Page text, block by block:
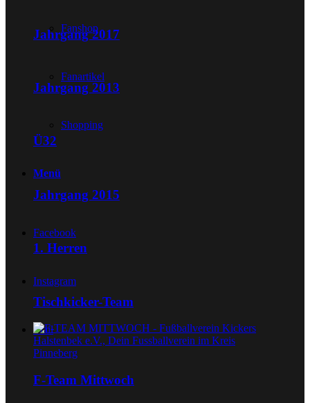
Fanshop
Fanartikel
Shopping
Menü
Facebook
Instagram
Mail
Jahrgang 2017
Jahrgang 2013
Ü32
Jahrgang 2015
1. Herren
Tischkicker-Team
F-Team Mittwoch